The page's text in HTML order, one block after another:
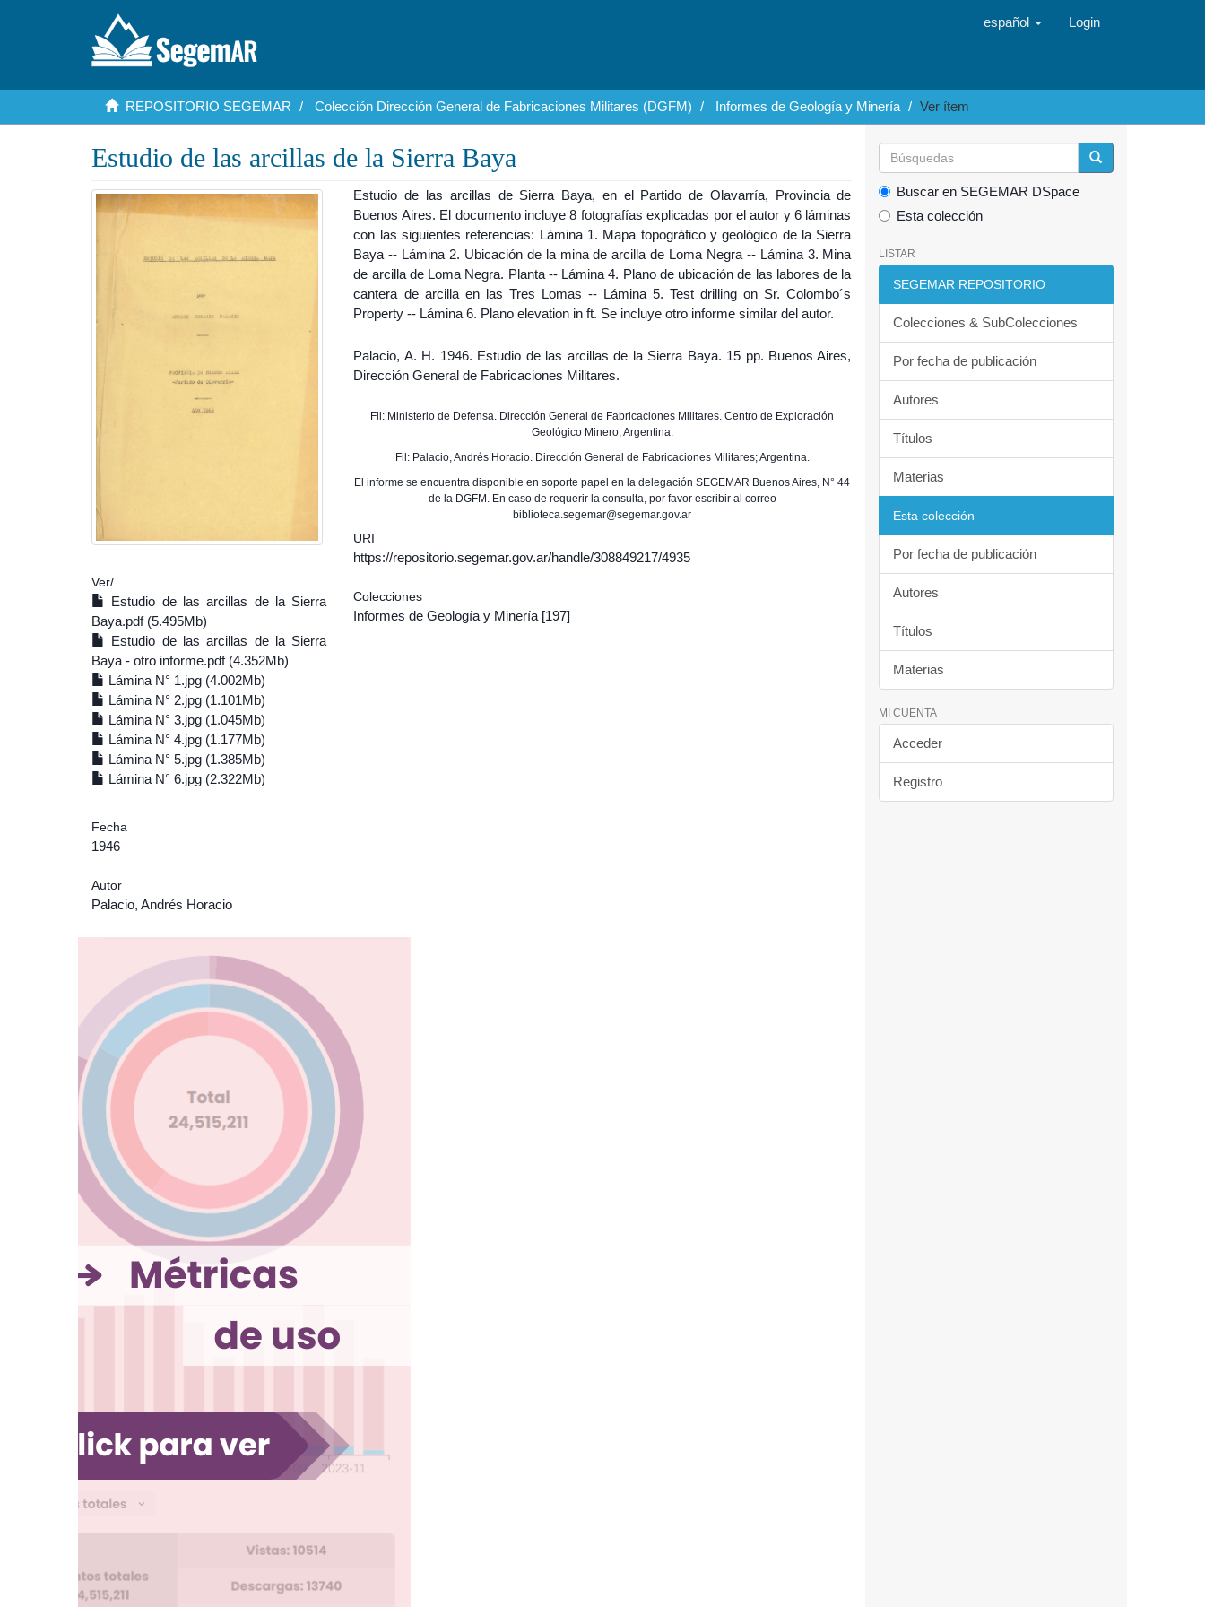
español Login
REPOSITORIO SEGEMAR Colección Dirección General de Fabricaciones Militares (DGFM) Informes de Geología y Minería Ver ítem
Estudio de las arcillas de la Sierra Baya
Ver/
Estudio de las arcillas de la Sierra
Baya.pdf (5.495Mb)
Estudio de las arcillas de la Sierra
Baya - otro informe.pdf (4.352Mb)
Lámina N° 1.jpg (4.002Mb)
Lámina N° 2.jpg (1.101Mb)
Lámina N° 3.jpg (1.045Mb)
Lámina N° 4.jpg (1.177Mb)
Lámina N° 5.jpg (1.385Mb)
Lámina N° 6.jpg (2.322Mb)
Fecha
1946
Autor
Palacio, Andrés Horacio
Estudio de las arcillas de Sierra Baya, en el Partido de Olavarría, Provincia de
Buenos Aires. El documento incluye 8 fotografías explicadas por el autor y 6 láminas
con las siguientes referencias: Lámina 1. Mapa topográfico y geológico de la Sierra
Baya -- Lámina 2. Ubicación de la mina de arcilla de Loma Negra -- Lámina 3. Mina
de arcilla de Loma Negra. Planta -- Lámina 4. Plano de ubicación de las labores de la
cantera de arcilla en las Tres Lomas -- Lámina 5. Test drilling on Sr. Colombo´s
Property -- Lámina 6. Plano elevation in ft. Se incluye otro informe similar del autor.
Palacio, A. H. 1946. Estudio de las arcillas de la Sierra Baya. 15 pp. Buenos Aires,
Dirección General de Fabricaciones Militares.
Fil: Ministerio de Defensa. Dirección General de Fabricaciones Militares. Centro de Exploración
Geológico Minero; Argentina.
Fil: Palacio, Andrés Horacio. Dirección General de Fabricaciones Militares; Argentina.
El informe se encuentra disponible en soporte papel en la delegación SEGEMAR Buenos Aires, N° 44
de la DGFM. En caso de requerir la consulta, por favor escribir al correo
biblioteca.segemar@segemar.gov.ar
URI
https://repositorio.segemar.gov.ar/handle/308849217/4935
Colecciones
Informes de Geología y Minería [197]
Buscar en SEGEMAR DSpace
Esta colección
LISTAR
SEGEMAR REPOSITORIO
Colecciones & SubColecciones
Por fecha de publicación
Autores
Títulos
Materias
Esta colección
Por fecha de publicación
Autores
Títulos
Materias
MI CUENTA
Acceder
Registro